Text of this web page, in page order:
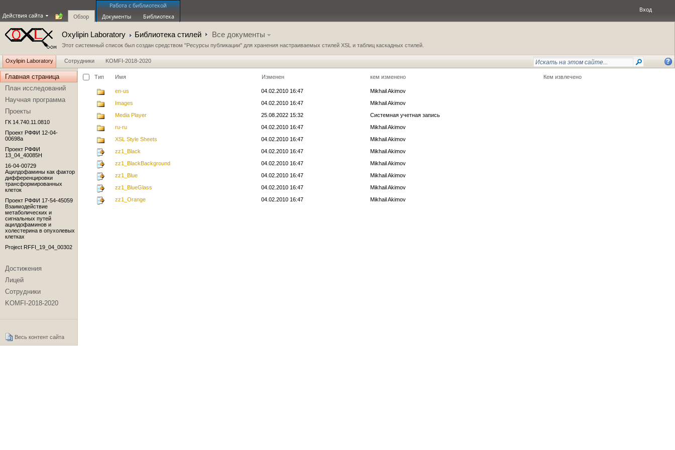
Действия сайта Обзор
Работа с библиотекой
Документы
Библиотека
Вход
Oxylipin Laboratory Библиотека стилей Все документы
Этот системный список был создан средством "Ресурсы публикации" для хранения настраиваемых стилей XSL и таблиц каскадных стилей.
Oxylipin Laboratory Сотрудники KOMFI-2018-2020
Главная страница
План исследований
Научная программа
Проекты
ГК 14.740.11.0810
Проект РФФИ 12-04-
00698а
Проект РФФИ
13_04_40085Н
16-04-00729
Ацилдофамины как фактор
дифференцировки
трансформированных
клеток
Проект РФФИ 17-54-45059
Взаимодействие
метаболических и
сигнальных путей
ацилдофаминов и
холестерина в опухолевых
клетках
Project RFFI_19_04_00302
Достижения
Лицей
Сотрудники
KOMFI-2018-2020
Весь контент сайта
Тип Имя Изменен кем изменено Кем извлечено
en-us 04.02.2010 16:47
Mikhail Akimov
Images
04.02.2010 16:47
Mikhail Akimov
Media Player
25.08.2022 15:32
Системная учетная запись
ru-ru
04.02.2010 16:47
Mikhail Akimov
XSL Style Sheets
04.02.2010 16:47
Mikhail Akimov
zz1_Black
04.02.2010 16:47
Mikhail Akimov
zz1_BlackBackground
04.02.2010 16:47
Mikhail Akimov
zz1_Blue
04.02.2010 16:47
Mikhail Akimov
zz1_BlueGlass
04.02.2010 16:47
Mikhail Akimov
zz1_Orange
04.02.2010 16:47 Mikhail Akimov